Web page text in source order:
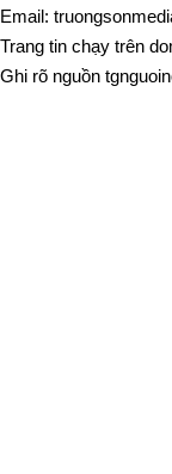
Email:
Trang tin chạy trên
Ghi rõ nguồn